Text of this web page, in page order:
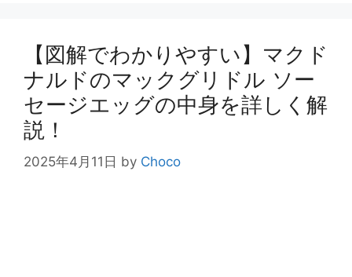
【図解でわかりやすい】マクド
ナルドのマックグリドル ソー
セージエッグの中身を詳しく解
説！
2025年4月11日 by Choco